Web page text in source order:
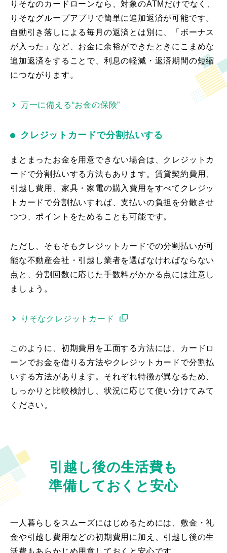
りそなのカードローンなら、対象のATMだけでなく、
りそなグループアプリで簡単に追加返済が可能です。
自動引き落しによる毎月の返済とは別に、「ボーナス
が入った」など、お金に余裕ができたときにこまめな
追加返済をすることで、利息の軽減・返済期間の短縮
につながります。
万一に備える“お金の保険”
クレジットカードで分割払いする
まとまったお金を用意できない場合は、クレジットカ
ードで分割払いする方法もあります。賃貸契約費用、
引越し費用、家具・家電の購入費用をすべてクレジッ
トカードで分割払いすれば、支払いの負担を分散させ
つつ、ポイントをためることも可能です。
ただし、そもそもクレジットカードでの分割払いが可
能な不動産会社・引越し業者を選ばなければならない
点と、分割回数に応じた手数料がかかる点には注意し
ましょう。
りそなクレジットカード
このように、初期費用を工面する方法には、カードロ
ーンでお金を借りる方法やクレジットカードで分割払
いする方法があります。それぞれ特徴が異なるため、
しっかりと比較検討し、状況に応じて使い分けてみて
ください。
引越し後の生活費も
準備しておくと安心
一人暮らしをスムーズにはじめるためには、敷金・礼
金や引越し費用などの初期費用に加え、引越し後の生